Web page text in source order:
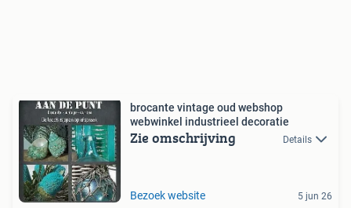
brocante vintage oud webshop
webwinkel industrieel decoratie
Zie omschrijving Details
Bezoek website 5 jun 26